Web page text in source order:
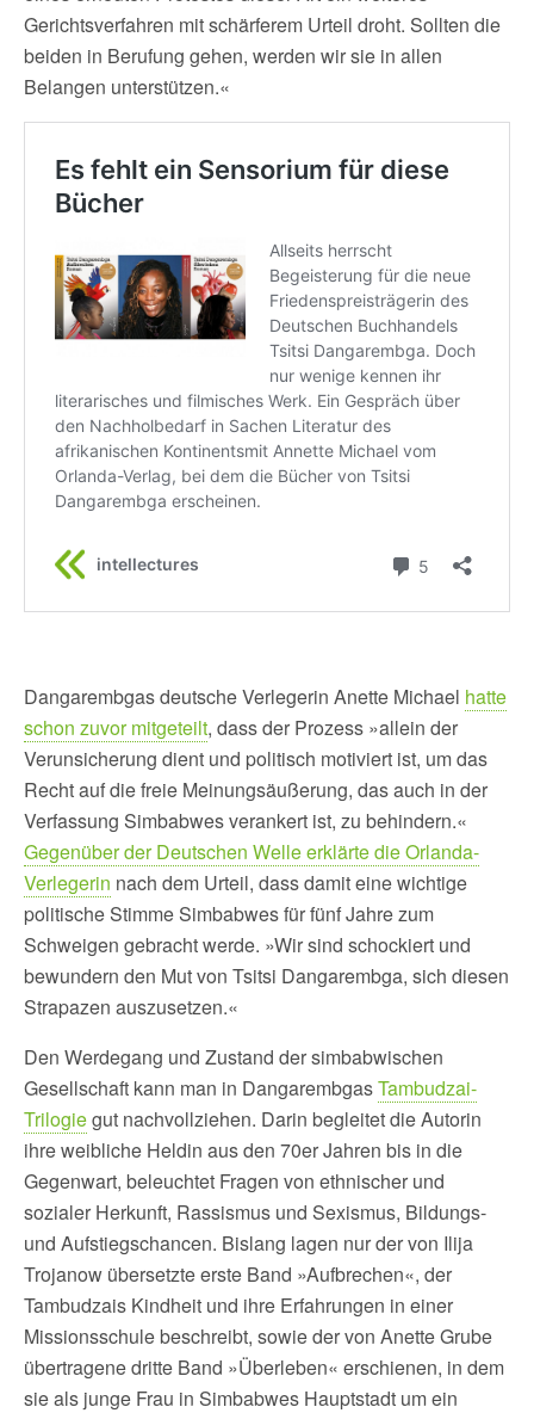
Gerichtsverfahren mit schärferem Urteil droht. Sollten die
beiden in Berufung gehen, werden wir sie in allen
Belangen unterstützen.«
Dangarembgas deutsche Verlegerin Anette Michael hatte
schon zuvor mitgeteilt, dass der Prozess »allein der
Verunsicherung dient und politisch motiviert ist, um das
Recht auf die freie Meinungsäußerung, das auch in der
Verfassung Simbabwes verankert ist, zu behindern.«
Gegenüber der Deutschen Welle erklärte die Orlanda-
Verlegerin nach dem Urteil, dass damit eine wichtige
politische Stimme Simbabwes für fünf Jahre zum
Schweigen gebracht werde. »Wir sind schockiert und
bewundern den Mut von Tsitsi Dangarembga, sich diesen
Strapazen auszusetzen.«
Den Werdegang und Zustand der simbabwischen
Gesellschaft kann man in DangarembgasTambudzai-
Trilogiegut nachvollziehen. Darin begleitet die Autorin
ihre weibliche Heldin aus den 70er Jahren bis in die
Gegenwart, beleuchtet Fragen von ethnischer und
sozialer Herkunft, Rassismus und Sexismus, Bildungs-
und Aufstiegschancen. Bislang lagen nur der von Ilija
Trojanow übersetzte erste Band »Aufbrechen«, der
Tambudzais Kindheit und ihre Erfahrungen in einer
Missionsschule beschreibt, sowie der von Anette Grube
übertragene dritte Band »Überleben« erschienen, in dem
sie als junge Frau in Simbabwes Hauptstadt um ein